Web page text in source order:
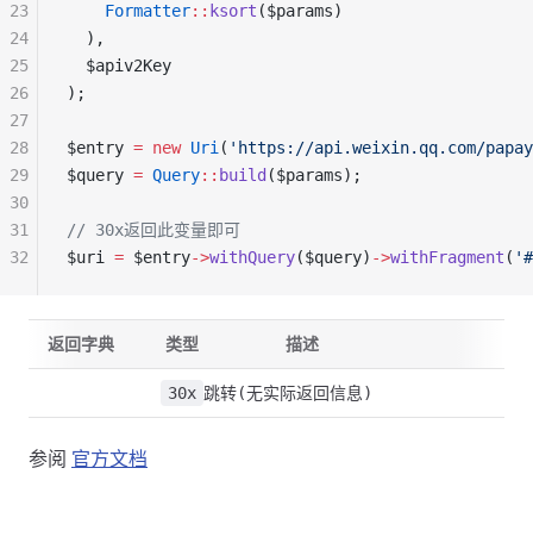
    Formatter
:: ksort ($params)
  ),
  $apiv2Key
);
$entry = new Uri ( 'https://api.weixin.qq.com/
$query = Query:: build ($params);
// 30x返回此变量即可
$uri = $entry->withQuery($query) ->withFragment (
23
24
25
26
27
28
29
30
31
32
返回字典 类型 描述
30x 跳转(无实际返回信息)
参阅 官方文档